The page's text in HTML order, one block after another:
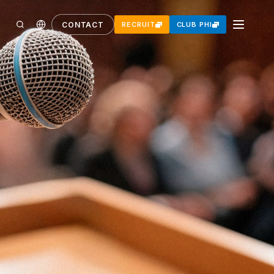
CONTACT RECRUIT CLUB PHI